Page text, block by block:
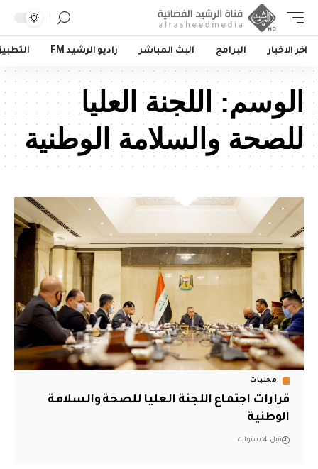
اخر الاخبار البرامج البث المباشر راديو الرشيد FM
الوسم: اللجنة العليا
للصحة والسلامة الوطنية
محليات
قرارات اجتماع اللجنة العليا للصحة والسلامة
الوطنية
قبل 4 سنوات